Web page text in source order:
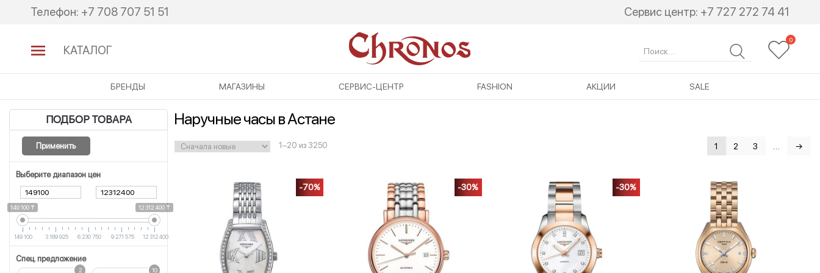
Перейти
ПерейтиТелефон: +7 708 707 51 51 Сервис центр: +7 727 272 74 41
КАТАЛОГ for:
БРЕНДЫ МАГАЗИНЫ СЕРВИС-ЦЕНТР FASHION АКЦИИ SALE
ПОДБОР ТОВАРА
Применить
Выберите диапазон цен
149 100 ₸ 12 312 400 ₸
149 100 3 189 925 6 230 750 9 271 575 12 312 400
Спец. предложение
2 10
Наручные часы в Астане
1–20 из 3250 1 2 3 →
-70% -30% -30%